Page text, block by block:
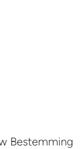
Bestemming